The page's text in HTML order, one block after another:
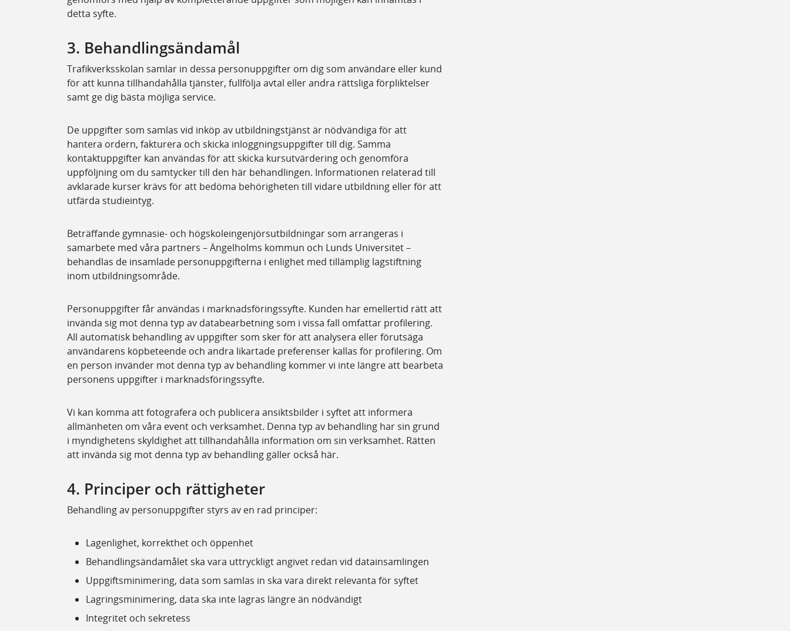
detta syfte.
3. Behandlingsändamål
Trafikverksskolan samlar in dessa personuppgifter om dig som användare eller kund
för att kunna tillhandahålla tjänster, fullfölja avtal eller andra rättsliga förpliktelser
samt ge dig bästa möjliga service.
De uppgifter som samlas vid inköp av utbildningstjänst är nödvändiga för att
hantera ordern, fakturera och skicka inloggningsuppgifter till dig. Samma
kontaktuppgifter kan användas för att skicka kursutvärdering och genomföra
uppföljning om du samtycker till den här behandlingen. Informationen relaterad till
avklarade kurser krävs för att bedöma behörigheten till vidare utbildning eller för att
utfärda studieintyg.
Beträffande gymnasie- och högskoleingenjörsutbildningar som arrangeras i
samarbete med våra partners – Ängelholms kommun och Lunds Universitet –
behandlas de insamlade personuppgifterna i enlighet med tillämplig lagstiftning
inom utbildningsområde.
Personuppgifter får användas i marknadsföringssyfte. Kunden har emellertid rätt att
invända sig mot denna typ av databearbetning som i vissa fall omfattar profilering.
All automatisk behandling av uppgifter som sker för att analysera eller förutsäga
användarens köpbeteende och andra likartade preferenser kallas för profilering. Om
en person invänder mot denna typ av behandling kommer vi inte längre att bearbeta
personens uppgifter i marknadsföringssyfte.
Vi kan komma att fotografera och publicera ansiktsbilder i syftet att informera
allmänheten om våra event och verksamhet. Denna typ av behandling har sin grund
i myndighetens skyldighet att tillhandahålla information om sin verksamhet. Rätten
att invända sig mot denna typ av behandling gäller också här.
4. Principer och rättigheter
Behandling av personuppgifter styrs av en rad principer:
Lagenlighet, korrekthet och öppenhet
Behandlingsändamålet ska vara uttryckligt angivet redan vid datainsamlingen
Uppgiftsminimering, data som samlas in ska vara direkt relevanta för syftet
Lagringsminimering, data ska inte lagras längre än nödvändigt
Integritet och sekretess